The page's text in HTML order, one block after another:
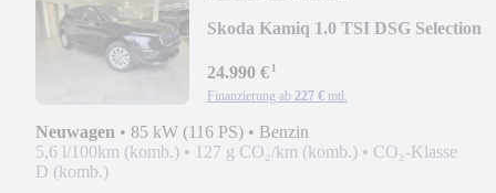
Skoda Kamiq 1.0 TSI DSG Selection
24.990 €¹
Finanzierung ab 227 € mtl.
Neuwagen • 85 kW (116 PS) • Benzin
5,6 l/100km (komb.) • 127 g CO₂/km (komb.) • CO₂-Klasse
D (komb.)